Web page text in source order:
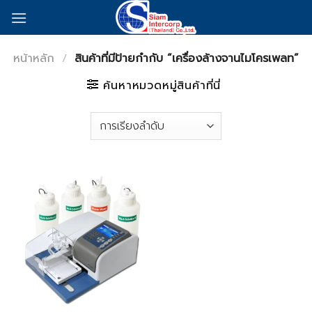
หน้าหลัก / สินค้าที่มีป้ายกำกับ “เครื่องล้างจานไมโครเพลท”
ค้นหาหมวดหมู่สินค้าที่นี่